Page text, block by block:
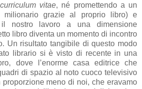
curriculum vitae, né promettendo a un
milionario grazie al proprio libro) e
il nostro lavoro a una dimensione
libro diventa un momento di incontro
Un risultato tangibile di questo modo
librario si è visto di recente in una
dove l’enorme casa editrice che
di spazio al noto cuoco televisivo
meno di noi, che eravamo